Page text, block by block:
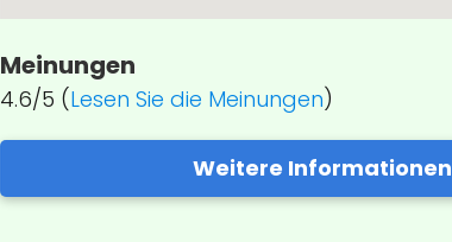
Meinungen
4.6/5 (Lesen Sie die Meinungen)
Weitere Informationen